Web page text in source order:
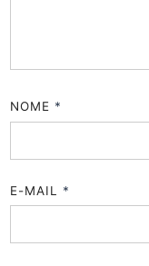
NOME *
E-MAIL *